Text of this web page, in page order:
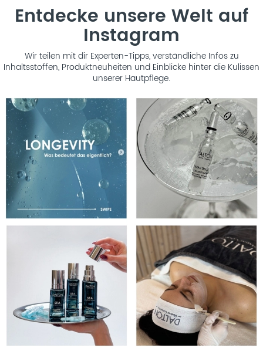
Entdecke unsere Welt auf
Instagram
Wir teilen mit dir Experten-Tipps, verständliche Infos zu
Inhaltsstoffen, Produktneuheiten und Einblicke hinter die Kulissen
unserer Hautpflege.